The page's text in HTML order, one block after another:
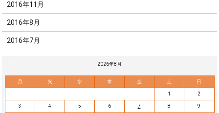
2016年11月
2016年8月
2016年7月
2026年8月
月 火 水 木 金 土 日
1 2
3 4 5 6 7 8 9